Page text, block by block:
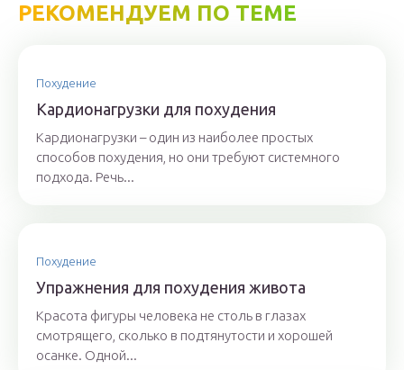
РЕКОМЕНДУЕМ ПО ТЕМЕ
Похудение
Кардионагрузки для похудения
Кардионагрузки – один из наиболее простых
способов похудения, но они требуют системного
подхода. Речь...
Похудение
Упражнения для похудения живота
Красота фигуры человека не столь в глазах
смотрящего, сколько в подтянутости и хорошей
осанке. Одной...